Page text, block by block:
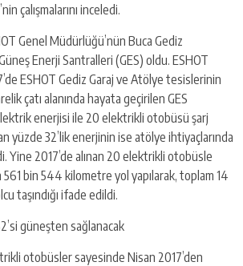
çalışmalarını inceledi.
Genel Müdürlüğü’nün Buca Gediz
Enerji Santralleri (GES) oldu. ESHOT
ESHOT Gediz Garaj ve Atölye tesislerinin
çatı alanında hayata geçirilen GES
enerjisi ile 20 elektrikli otobüsü şarj
yüzde 32’lik enerjinin ise atölye ihtiyaçlarında
Yine 2017’de alınan 20 elektrikli otobüsle
bin 544 kilometre yol yapılarak, toplam 14
taşındığı ifade edildi.
güneşten sağlanacak
otobüsler sayesinde Nisan 2017’den